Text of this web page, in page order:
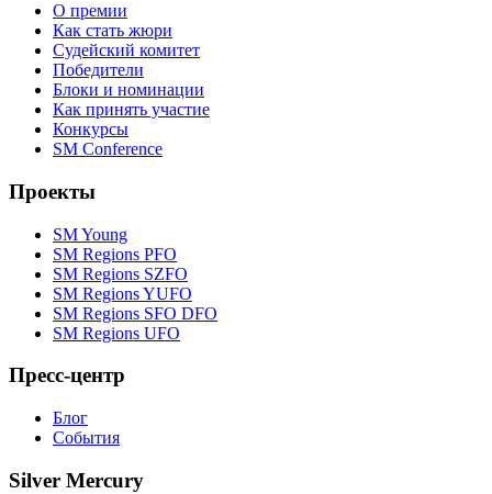
О премии
Как стать жюри
Судейский комитет
Победители
Блоки и номинации
Как принять участие
Конкурсы
SM Conference
Проекты
SM Young
SM Regions PFO
SM Regions SZFO
SM Regions YUFO
SM Regions SFO DFO
SM Regions UFO
Пресс-центр
Блог
События
Silver Mercury